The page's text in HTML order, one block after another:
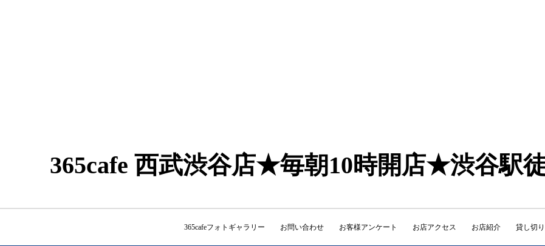
365cafe 西武渋谷店★毎朝10時開店★渋谷駅
365cafeフォトギャラリー お問い合わせ お客様アンケート お店アクセス お店紹介 貸し切